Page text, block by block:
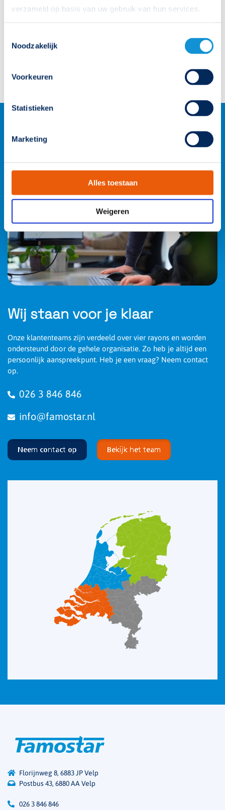
verzameld op basis van uw gebruik van hun services.
Noodzakelijk
Voorkeuren
Statistieken
Marketing
Alles toestaan
Weigeren
Prijslijst 2024
Wij staan voor je klaar
Onze klantenteams zijn verdeeld over vier rayons en worden
ondersteund door de gehele organisatie. Zo heb je altijd een
persoonlijk aanspreekpunt. Heb je een vraag? Neem contact
op.
026 3 846 846
info@famostar.nl
Neem contact op Bekijk het team
Florijnweg 8, 6883 JP Velp
Postbus 43, 6880 AA Velp
026 3 846 846